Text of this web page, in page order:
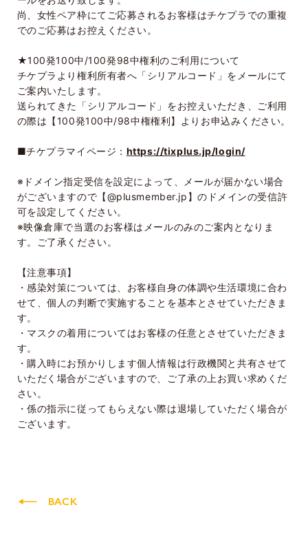
尚、女性ペア枠にてご応募されるお客様はチケプラでの重複
でのご応募はお控えください。
★100発100中/100発98中権利のご利用について
チケプラより権利所有者へ「シリアルコード」をメールにて
ご案内いたします。
送られてきた「シリアルコード」をお控えいただき、ご利用
の際は【100発100中/98中権権利】よりお申込みください。
■チケプラマイページ： https://tixplus.jp/login/
※ドメイン指定受信を設定によって、メールが届かない場合
がございますので【@plusmember.jp 】のドメインの受信許
可を設定してください。
※映像倉庫で当選のお客様はメールのみのご案内となりま
す。ご了承ください。
【注意事項】
・感染対策については、お客様自身の体調や生活環境に合わ
せて、個人の判断で実施することを基本とさせていただきま
す。
・マスクの着用についてはお客様の任意とさせていただきま
す。
・購入時にお預かりします個人情報は行政機関と共有させて
いただく場合がございますので、ご了承の上お買い求めくだ
さい。
・係の指示に従ってもらえない際は退場していただく場合が
ございます。
BACK